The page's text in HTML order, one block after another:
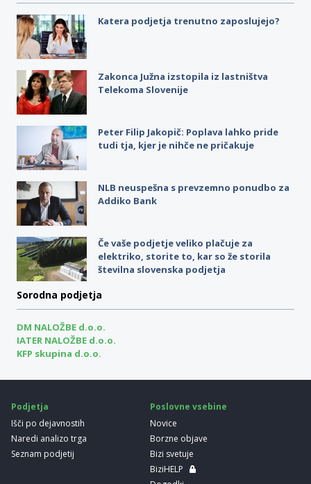
Katera podjetja trenutno zaposlujejo?
Zakonca Južna izstopila iz lastništva
Telekoma Slovenije
Peter Filip Jakopič: Poplava lahko pride
tudi tja, kjer je nihče ne pričakuje
NLB neuspešna s prevzemno ponudbo za
Addiko Bank
Če vaše podjetje veliko plačuje za
elektriko, storite to, kar so že storila
številna slovenska podjetja
Sorodna podjetja
DM NALOŽBE d.o.o.
IATER NALOŽBE d.o.o.
KFP skupina d.o.o.
Podjetja
Išči po dejavnostih
Naredi analizo trga
Seznam podjetij
Poslovne vsebine
Novice
Borzne objave
Bizi svetuje
BiziHELP